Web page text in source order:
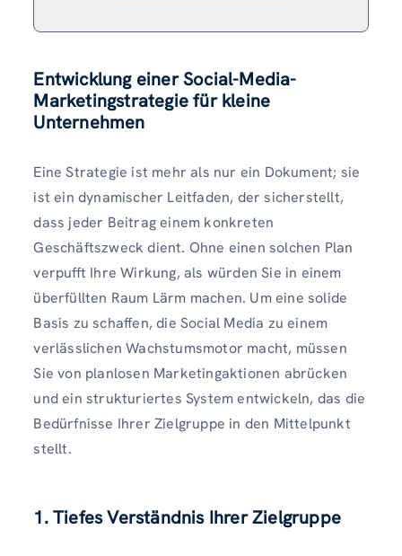
Entwicklung einer Social-Media-
Marketingstrategie für kleine
Unternehmen
Eine Strategie ist mehr als nur ein Dokument; sie
ist ein dynamischer Leitfaden, der sicherstellt,
dass jeder Beitrag einem konkreten
Geschäftszweck dient. Ohne einen solchen Plan
verpufft Ihre Wirkung, als würden Sie in einem
überfüllten Raum Lärm machen. Um eine solide
Basis zu schaffen, die Social Media zu einem
verlässlichen Wachstumsmotor macht, müssen
Sie von planlosen Marketingaktionen abrücken
und ein strukturiertes System entwickeln, das die
Bedürfnisse Ihrer Zielgruppe in den Mittelpunkt
stellt.
1. Tiefes Verständnis Ihrer Zielgruppe